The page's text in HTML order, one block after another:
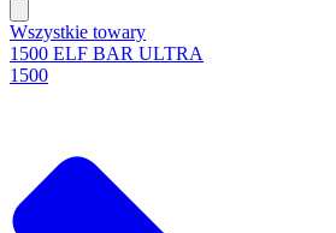
Wszystkie towary
1500 ELF BAR ULTRA
1500